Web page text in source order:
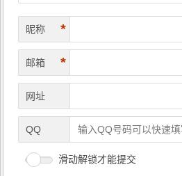
昵称 *
邮箱 *
网址
QQ
滑动解锁才能提交